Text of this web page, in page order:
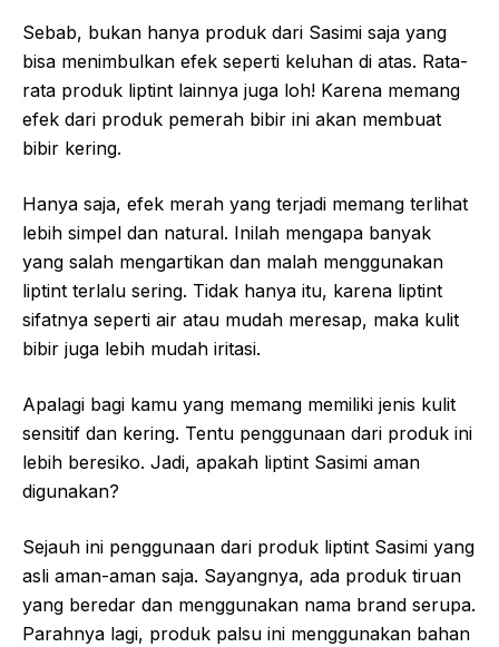
Sebab, bukan hanya produk dari Sasimi saja yang
bisa menimbulkan efek seperti keluhan di atas. Rata-
rata produk liptint lainnya juga loh! Karena memang
efek dari produk pemerah bibir ini akan membuat
bibir kering.
Hanya saja, efek merah yang terjadi memang terlihat
lebih simpel dan natural. Inilah mengapa banyak
yang salah mengartikan dan malah menggunakan
liptint terlalu sering. Tidak hanya itu, karena liptint
sifatnya seperti air atau mudah meresap, maka kulit
bibir juga lebih mudah iritasi.
Apalagi bagi kamu yang memang memiliki jenis kulit
sensitif dan kering. Tentu penggunaan dari produk ini
lebih beresiko. Jadi, apakah liptint Sasimi aman
digunakan?
Sejauh ini penggunaan dari produk liptint Sasimi yang
asli aman-aman saja. Sayangnya, ada produk tiruan
yang beredar dan menggunakan nama brand serupa.
Parahnya lagi, produk palsu ini menggunakan bahan